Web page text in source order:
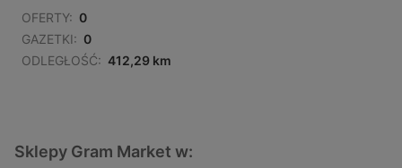
OFERTY: 0
GAZETKI: 0
ODLEGŁOŚĆ: 412,29 km
Sklepy Gram Market w: